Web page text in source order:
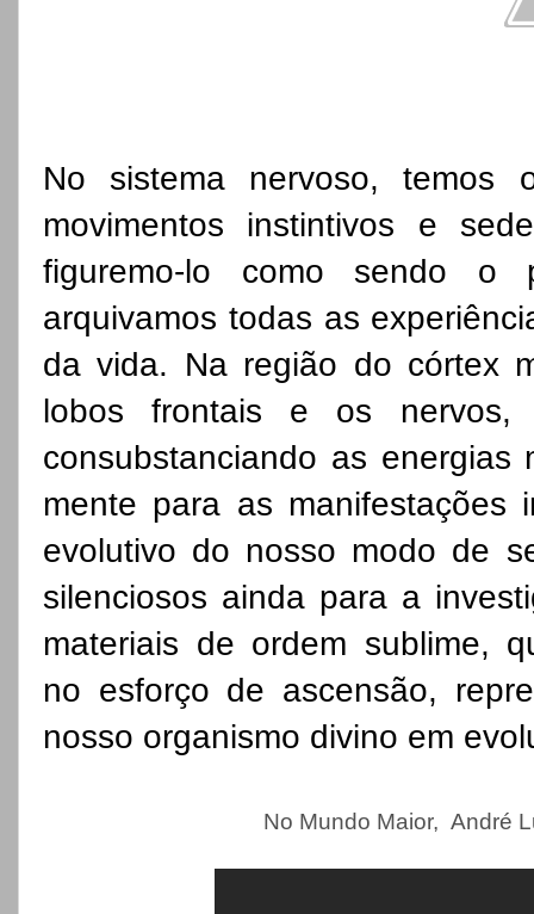
No sistema nervoso, temos
movimentos instintivos e
figuremo-lo como sendo o
arquivamos todas as
da vida. Na região do córtex
lobos frontais e os nervos,
consubstanciando as
mente para as manifestações
evolutivo do nosso modo de
silenciosos ainda para a
materiais de ordem sublime,
no esforço de ascensão,
nosso organismo divino em
No Mundo Maior, André